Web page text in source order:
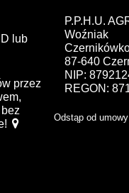
lub
przez
bez
P.P.H.U.
Woźniak
87-640
NIP:
REGON:
Odstąp od